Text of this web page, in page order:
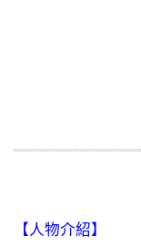
【人物介紹】